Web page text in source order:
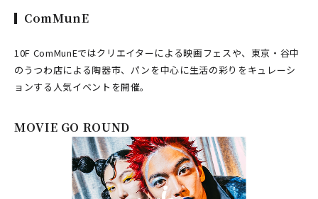
ComMunE
10F ComMunEではクリエイターによる映画フェスや、東京・谷中
のうつわ店による陶器市、パンを中心に生活の彩りをキュレーシ
ョンする人気イベントを開催。
MOVIE GO ROUND